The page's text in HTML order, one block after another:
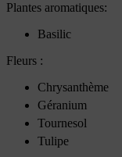
Plantes aromatiques:
Basilic
Fleurs :
Chrysanthème
Géranium
Tournesol
Tulipe